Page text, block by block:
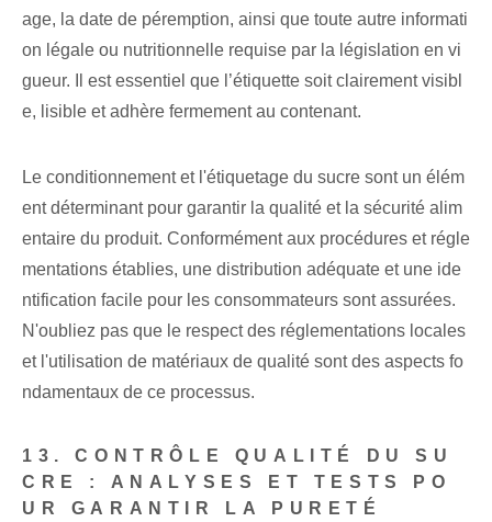
age, la date de péremption, ainsi que toute autre informati
on légale ou nutritionnelle requise par la législation en vi
gueur. Il est essentiel que l’étiquette soit clairement visibl
e, lisible et adhère fermement au contenant.
Le conditionnement et l'étiquetage du sucre sont un élém
ent déterminant pour garantir la qualité et la sécurité alim
entaire du produit. Conformément aux procédures et régle
mentations établies, une distribution adéquate et une ide
ntification facile pour les consommateurs sont assurées.
N'oubliez pas que le respect des réglementations locales
et l'utilisation de matériaux de qualité sont des aspects fo
ndamentaux de ce processus.
13. CONTRÔLE QUALITÉ DU SU
CRE : ANALYSES ET TESTS PO
UR GARANTIR LA PURETÉ